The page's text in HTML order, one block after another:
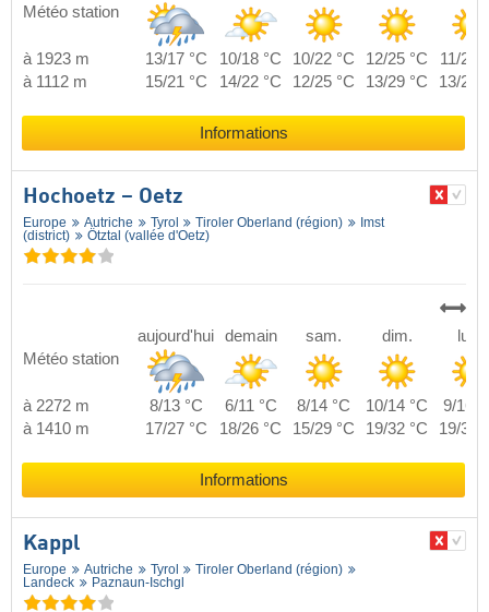
Météo station
à 1923 m 13/17 °C 10/18 °C 10/22 °C 12/25 °C
11/25
à 1112 m
15/21 °C 14/22 °C 12/25 °C 13/29 °C 13/29
Informations
Hochoetz – Oetz
Europe Autriche Tyrol Tiroler Oberland (région)
Imst
(district)
Ötztal (vallée d'Oetz)
Météo station
aujourd'hui demain sam. dim. lun.
à 2272 m 8/13 °C 6/11 °C 8/14 °C 10/14 °C
9/16
à 1410 m
17/27 °C 18/26 °C 15/29 °C 19/32 °C 19/32
Informations
Kappl
Europe Autriche Tyrol
Tiroler Oberland (région)
Landeck
Paznaun-Ischgl